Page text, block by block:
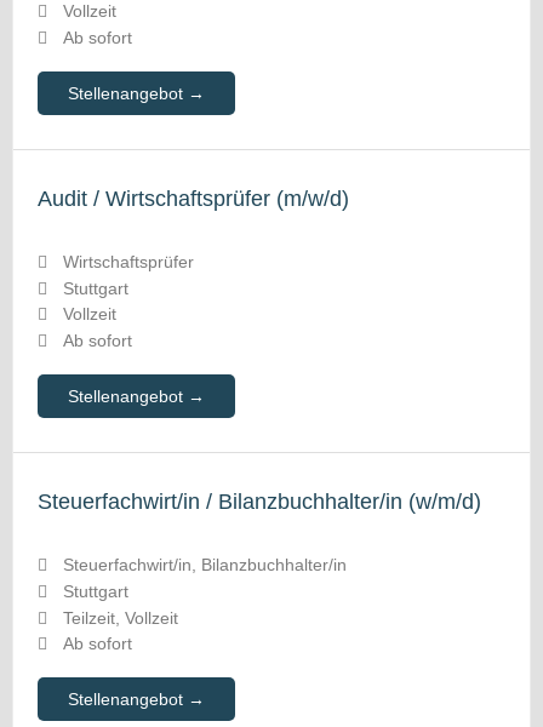
Vollzeit
Ab sofort
Stellenangebot
Audit / Wirtschaftsprüfer (m/w/d)
Wirtschaftsprüfer
Stuttgart
Vollzeit
Ab sofort
Stellenangebot
Steuerfachwirt/in / Bilanzbuchhalter/in (w/m/d)
Steuerfachwirt/in
Bilanzbuchhalter/in
Stuttgart
Teilzeit Vollzeit
Ab sofort
Stellenangebot